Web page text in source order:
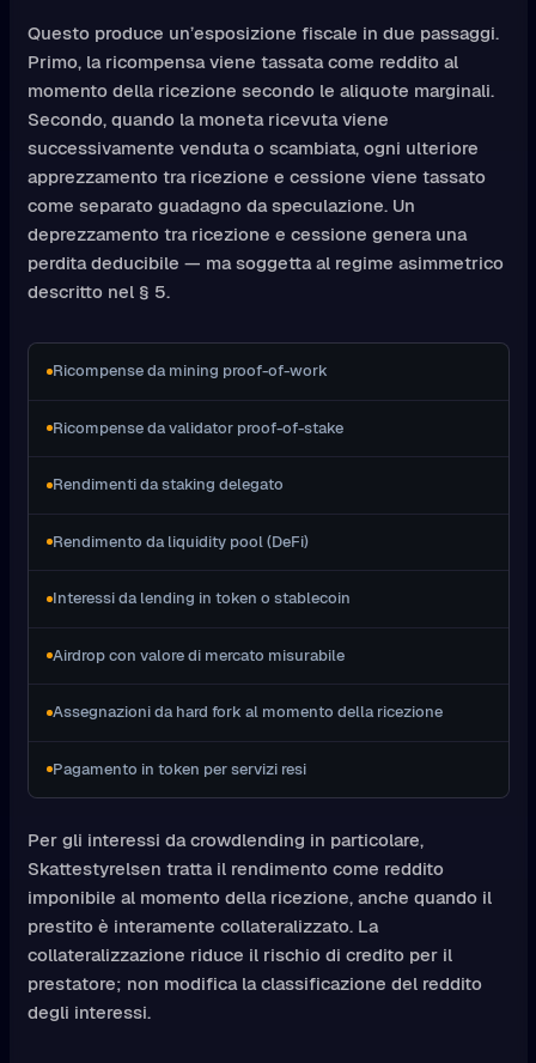
Questo produce un’esposizione fiscale in due passaggi.
Primo, la ricompensa viene tassata come reddito al
momento della ricezione secondo le aliquote marginali.
Secondo, quando la moneta ricevuta viene
successivamente venduta o scambiata, ogni ulteriore
apprezzamento tra ricezione e cessione viene tassato
come separato guadagno da speculazione. Un
deprezzamento tra ricezione e cessione genera una
perdita deducibile — ma soggetta al regime asimmetrico
descritto nel § 5.
Ricompense da mining proof-of-work
Ricompense da validator proof-of-stake
Rendimenti da staking delegato
Rendimento da liquidity pool (DeFi)
Interessi da lending in token o stablecoin
Airdrop con valore di mercato misurabile
Assegnazioni da hard fork al momento della ricezione
Pagamento in token per servizi resi
Per gli interessi da crowdlending in particolare,
Skattestyrelsen tratta il rendimento come reddito
imponibile al momento della ricezione, anche quando il
prestito è interamente collateralizzato. La
collateralizzazione riduce il rischio di credito per il
prestatore; non modifica la classificazione del reddito
degli interessi.